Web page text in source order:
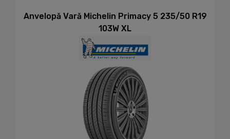
Anvelopă Vară Michelin Primacy 5 235/50 R19
103W XL